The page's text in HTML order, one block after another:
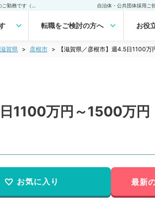
自治体・公共団体採用ご
転職をご検討の方へ お役
滋賀県 彦根市 【滋賀県／彦根市】週4.5日1100
1100万円～1500万
お気に入り 最新